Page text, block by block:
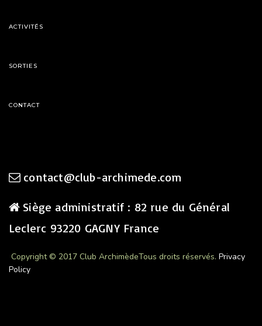
ACTIVITÉS
SORTIES
CONTACT
contact@club-archimede.com
Siège administratif : 82 rue du Général
Leclerc 93220 GAGNY France
Copyright © 2017 Club ArchimèdeTous droits réservés. Privacy
Policy